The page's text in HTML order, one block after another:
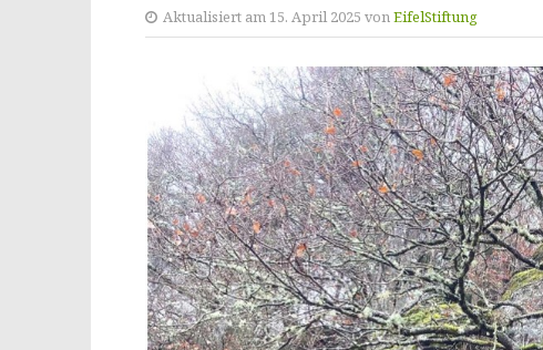
Aktualisiert am 15. April 2025 vonEifelStiftung